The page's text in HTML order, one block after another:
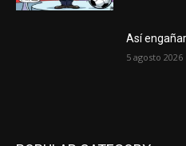
Así
5 agosto 2026